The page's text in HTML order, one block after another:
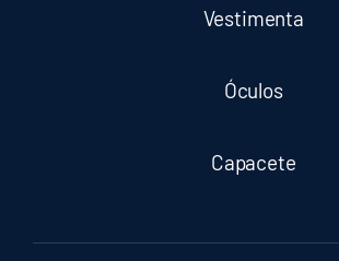
Vestimenta
Óculos
Capacete